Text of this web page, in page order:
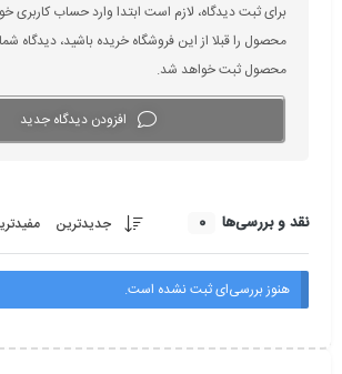
برای ثبت دیدگاه، لازم است ابتدا وارد حساب کاربری
محصول را قبلا از این فروشگاه خریده باشید، دیدگاه
محصول ثبت خواهد شد.
افزودن دیدگاه جدید
نقد و بررسی‌ها 0 جدیدترین
هنوز بررسی‌ای ثبت نشده است.